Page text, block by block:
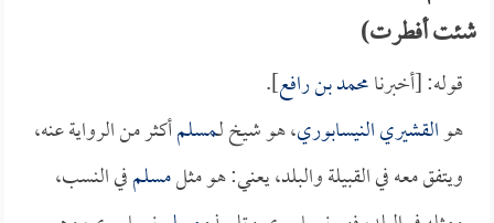
شئت أفطرت)
قوله: [أخبرنامحمد بن رافع].
هوالقشيري النيسابوري، هو شيخ لـمسلمأكثر من الرواية عنه،
ويتفق معه في القبيلة والبلد، يعني: هو مثلمسلمفي النسب،